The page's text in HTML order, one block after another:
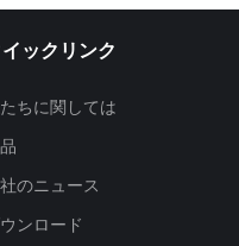
ックリンク
ちに関しては
のニュース
ンロード